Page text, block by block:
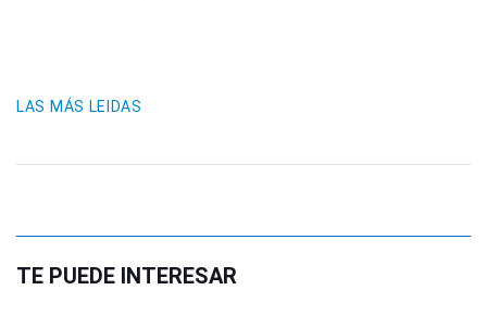
LAS MÁS LEIDAS
TE PUEDE INTERESAR